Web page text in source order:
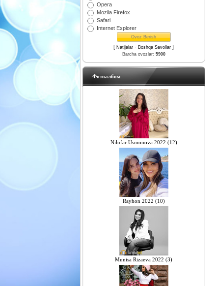
Opera
Mozila Firefox
Safari
Internet Explorer
[ Natijalar · Boshqa Savollar ]
Barcha ovozlar: 5900
Фотоалбом
Nilufar Usmonova 2022 (12)
Rayhon 2022 (10)
Munisa Rizaeva 2022 (3)